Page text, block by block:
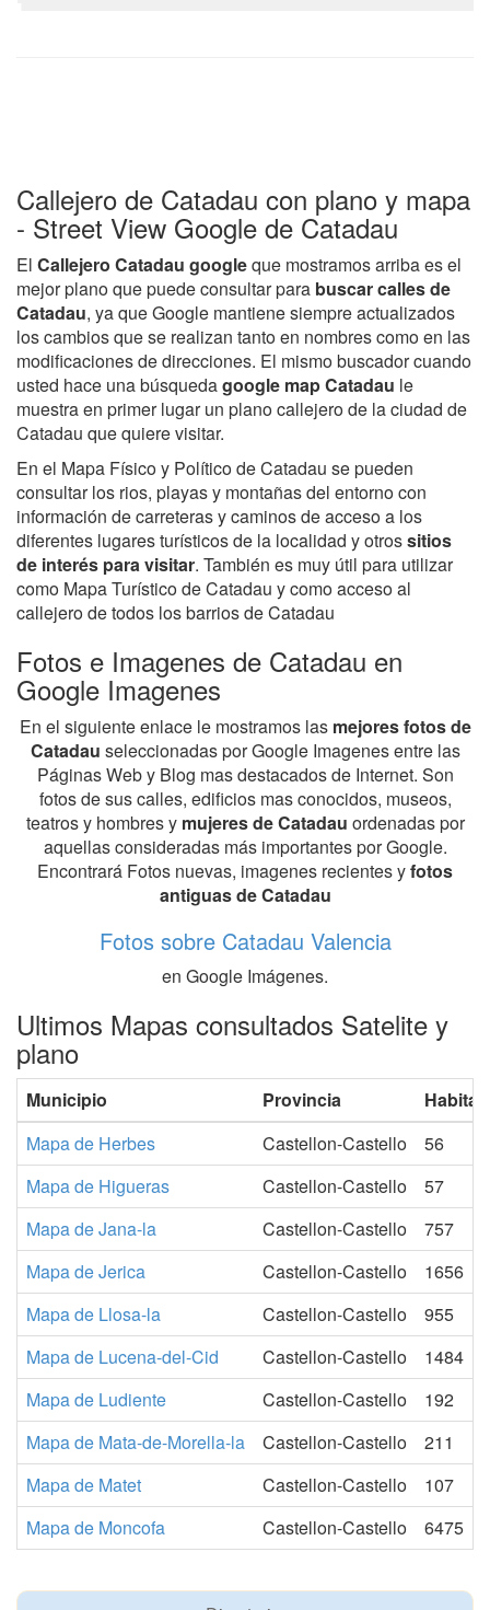
Callejero de Catadau con plano y mapa
- Street View Google de Catadau
El Callejero Catadau googleque mostramos arriba es el
mejor plano que puede consultar para buscar calles de
Catadau, ya que Google mantiene siempre actualizados
los cambios que se realizan tanto en nombres como en las
modificaciones de direcciones. El mismo buscador cuando
usted hace una búsquedagoogle map Catadau le
muestra en primer lugar un plano callejero de la ciudad de
Catadau que quiere visitar.
En el Mapa Físico y Político de Catadau se pueden
consultar los rios, playas y montañas del entorno con
información de carreteras y caminos de acceso a los
diferentes lugares turísticos de la localidad y otrossitios
de interés para visitar. También es muy útil para utilizar
como Mapa Turístico de Catadau y como acceso al
callejero de todos los barrios de Catadau
Fotos e Imagenes de Catadau en
Google Imagenes
En el siguiente enlace le mostramos las mejores fotos de
Catadau seleccionadas por Google Imagenes entre las
Páginas Web y Blog mas destacados de Internet. Son
fotos de sus calles, edificios mas conocidos, museos,
teatros y hombres y mujeres de Catadau ordenadas por
aquellas consideradas más importantes por Google.
Encontrará Fotos nuevas, imagenes recientes yfotos
antiguas de Catadau
Fotos sobre Catadau Valencia
en Google Imágenes.
Ultimos Mapas consultados Satelite y
plano
Municipio Provincia
Mapa de Herbes
Castellon-Castello
56
Mapa de Higueras
Castellon-Castello
57
Mapa de Jana-la
Castellon-Castello
757
Mapa de Jerica
Castellon-Castello
1656
Mapa de Llosa-la
Castellon-Castello
955
Mapa de Lucena-del-Cid
Castellon-Castello
1484
Mapa de Ludiente
Castellon-Castello
192
Mapa de Mata-de-Morella-la
Castellon-Castello
211
Mapa de Matet
Castellon-Castello
107
Mapa de Moncofa
Castellon-Castello 6475